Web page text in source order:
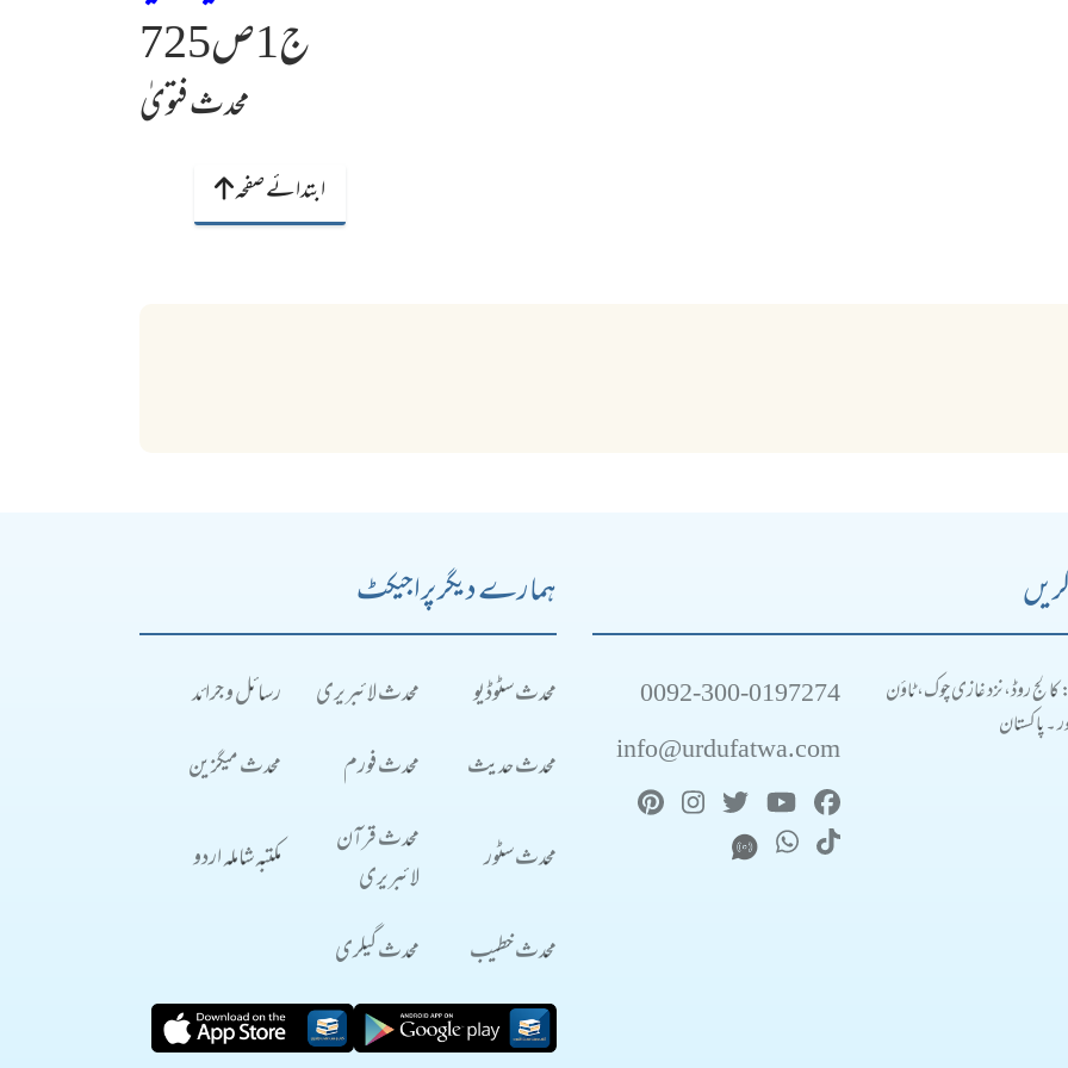
ج1ص725
محدث فتویٰ
ابتدائے صفحہ
کالج روڈ، نزد غازی چوک، ٹاؤن
۔ پاکستان
0092-300-0197274
info@urdufatwa.com
ہمارے دیگر پراجیکٹ
محدث سٹوڈیو محدث لائبریری
رسائل و جرائد
محدث حدیث
محدث فورم محدث میگزین
محدث سٹور
محدث قرآن
لائبریری
مکتبہ شاملہ اردو
محدث خطیب محدث گیلری